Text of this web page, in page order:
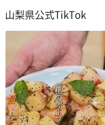
山梨県公式TikTok